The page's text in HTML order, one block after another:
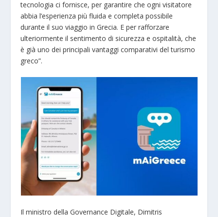
tecnologia ci fornisce, per garantire che ogni visitatore
abbia l’esperienza più fluida e completa possibile
durante il suo viaggio in Grecia. E per rafforzare
ulteriormente il sentimento di sicurezza e ospitalità, che
è già uno dei principali vantaggi comparativi del turismo
greco”.
Il ministro della Governance Digitale, Dimitris